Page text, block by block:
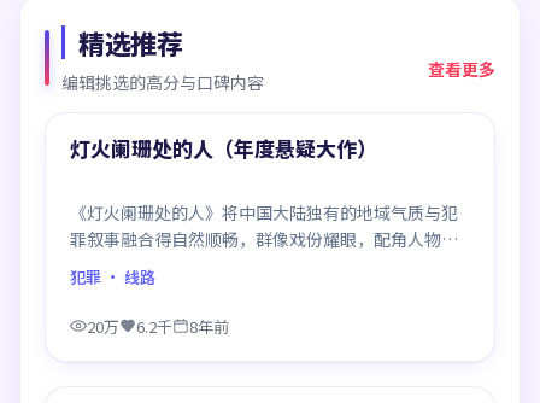
精选推荐
编辑挑选的高分与口碑内容
查看更多
精选
99:40
灯火阑珊处的人（年度悬疑大作）
《灯火阑珊处的人》将中国大陆独有的地域气质与犯
罪叙事融合得自然顺畅，群像戏份耀眼，配角人物同
样鲜活，整部作品质感扎实。
犯罪 · 线路
20万 6.2千 8年前